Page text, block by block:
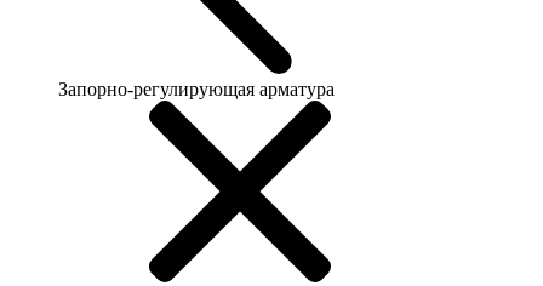
Запорно-регулирующая арматура